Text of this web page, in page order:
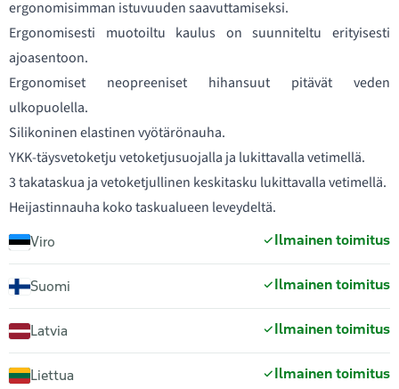
ergonomisimman istuvuuden saavuttamiseksi.
Ergonomisesti muotoiltu kaulus on suunniteltu erityisesti
ajoasentoon.
Ergonomiset neopreeniset hihansuut pitävät veden
ulkopuolella.
Silikoninen elastinen vyötärönauha.
YKK-täysvetoketju vetoketjusuojalla ja lukittavalla vetimellä.
3 takataskua ja vetoketjullinen keskitasku lukittavalla vetimellä.
Heijastinnauha koko taskualueen leveydeltä.
Viro Ilmainen toimitus
Suomi Ilmainen toimitus
Latvia Ilmainen toimitus
Liettua Ilmainen toimitus